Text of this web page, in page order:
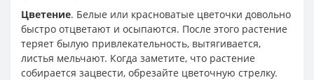
Цветение. Белые или красноватые цветочки довольно
быстро отцветают и осыпаются. После этого растение
теряет былую привлекательность, вытягивается,
листья мельчают. Когда заметите, что растение
собирается зацвести, обрезайте цветочную стрелку.